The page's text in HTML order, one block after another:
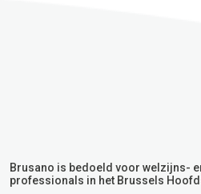
Brusano is bedoeld voor welzijns-
professionals in het Brussels